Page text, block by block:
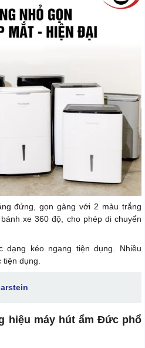
đứng, gọn gàng với 2 màu trắng
xe 360 độ, cho phép di chuyển
dạng kéo ngang tiện dụng. Nhiều
tiện dụng.
hiệu máy hút ẩm Đức phổ